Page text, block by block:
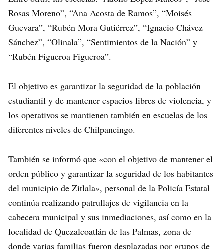
Rosas Moreno”, “Ana Acosta de Ramos”, “Moisés
Guevara”, “Rubén Mora Gutiérrez”, “Ignacio Chávez
Sánchez”, “Olinala”, “Sentimientos de la Nación” y
“Rubén Figueroa Figueroa”.
El objetivo es garantizar la seguridad de la población
estudiantil y de mantener espacios libres de violencia, y
los operativos se mantienen también en escuelas de los
diferentes niveles de Chilpancingo.
También se informó que «con el objetivo de mantener el
orden público y garantizar la seguridad de los habitantes
del municipio de Zitlala», personal de la Policía Estatal
continúa realizando patrullajes de vigilancia en la
cabecera municipal y sus inmediaciones, así como en la
localidad de Quezalcoatlán de las Palmas, zona de
donde varias familias fueron desplazadas por grupos de